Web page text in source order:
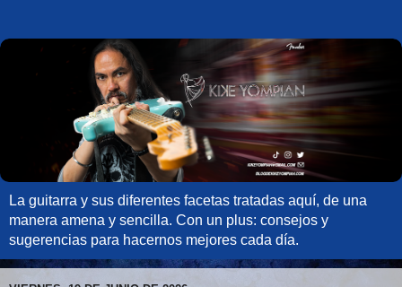
La guitarra y sus diferentes facetas tratadas aquí, de una
manera amena y sencilla. Con un plus: consejos y
sugerencias para hacernos mejores cada día.